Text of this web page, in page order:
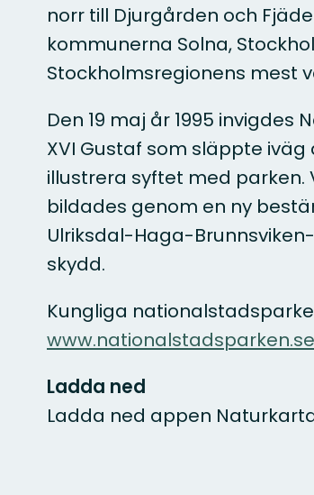
norr till Djurgården och
kommunerna Solna,
Stockholmsregionens mest
Den 19 maj år 1995
XVI Gustaf som släppte
illustrera syftet med
bildades genom en ny
Ulriksdal-Haga-
skydd.
Kungliga
www.nationalstadsparken.se
Ladda ned
Ladda ned appen